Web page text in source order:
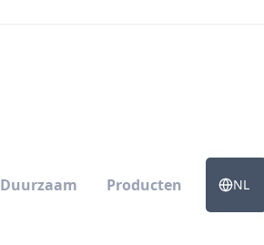
Duurzaam Producten NL